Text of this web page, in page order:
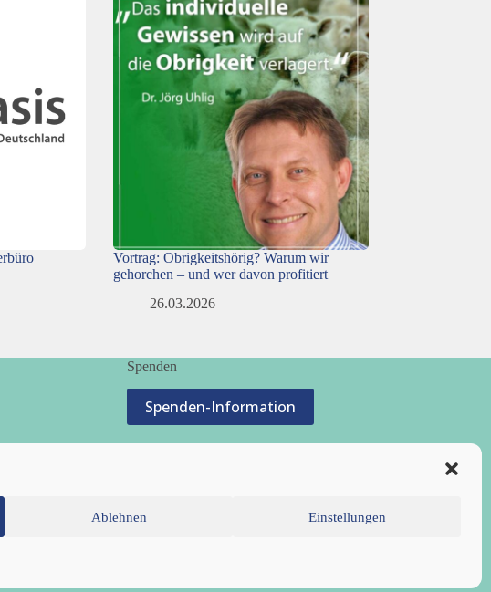
Ablehnen Einstellungen
Vortrag: Obrigkeitshörig? Warum wir
gehorchen – und wer davon profitiert
26.03.2026
Spenden
Spenden-Information